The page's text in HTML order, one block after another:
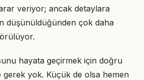
veriyor; ancak detaylara
düşünüldüğünden çok daha
hayata geçirmek için doğru
gerek yok. Küçük de olsa hemen